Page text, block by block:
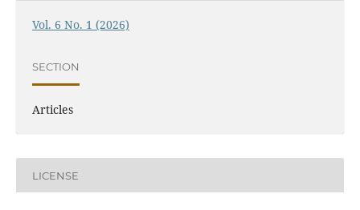
Vol. 6 No. 1 (2026)
SECTION
Articles
LICENSE